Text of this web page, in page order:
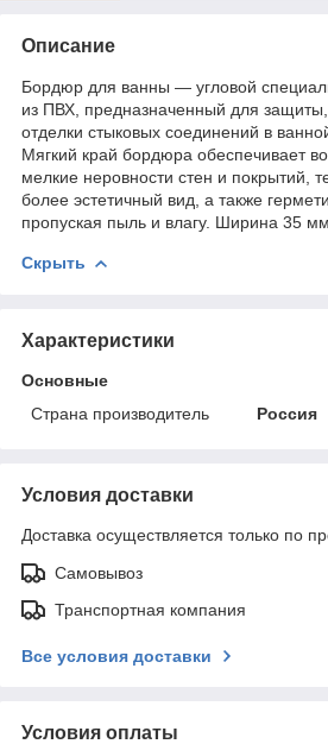
Описание
Бордюр для ванны — угловой
из ПВХ, предназначенный для
отделки стыковых соединений в
Мягкий край бордюра обеспечивает
мелкие неровности стен и покрытий,
более эстетичный вид, а также
пропуская пыль и влагу. Ширина 35 мм.
Скрыть
Характеристики
Основные
Страна производитель
Россия
Условия доставки
Доставка осуществляется только по
Самовывоз
Транспортная компания
Все условия доставки
Условия оплаты